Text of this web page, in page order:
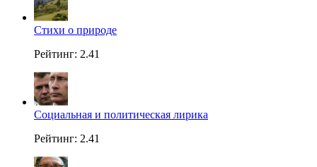
Стихи о природе
Рейтинг: 2.41
Социальная и политическая лирика
Рейтинг: 2.41